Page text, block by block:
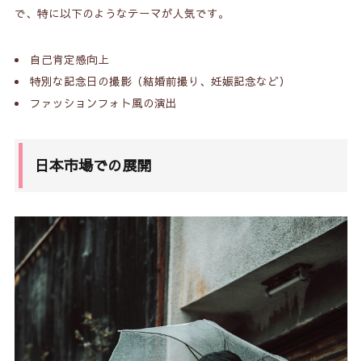
で、特に以下のようなテーマが人気です。
自己肯定感向上
特別な記念日の撮影（結婚前撮り、妊娠記念など）
ファッションフォト風の演出
日本市場での展開